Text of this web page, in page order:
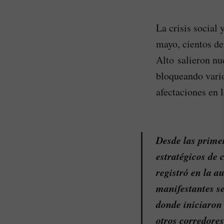
La crisis social
mayo, cientos
Alto salieron
bloqueando
afectaciones en
Desde las
estratégicos de
registró en la
manifestantes
donde iniciaron
otros